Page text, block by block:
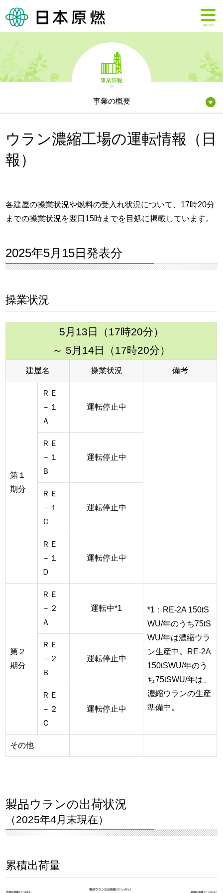
MENU
事業情報
事業の概要
ウラン濃縮工場の運転情報（日
報）
各建屋の操業状況や燃料の受入れ状況について、17時20分
までの操業状況を翌日15時までを目処に掲載しています。
2025年5月15日発表分
操業状況
5月13日（17時20分）
～ 5月14日（17時20分）
建屋名 操業状況 備考
第１
期分
ＲＥ
－１
Ａ
運転停止中
ＲＥ
－１
Ｂ
運転停止中
ＲＥ
－１
Ｃ
運転停止中
ＲＥ
－１
Ｄ
運転停止中
第２
期分
ＲＥ
－２
Ａ
運転中*1
*1：RE-2A 150tS
WU/年のうち75tS
WU/年は濃縮ウラ
ン生産中。RE-2A
150tSWU/年のう
ち75tSWU/年は、
濃縮ウランの生産
準備中。
ＲＥ
－２
Ｂ
運転停止中
ＲＥ
－２
Ｃ
運転停止中
その他
製品ウランの出荷状況
（2025年4月末現在）
累積出荷量